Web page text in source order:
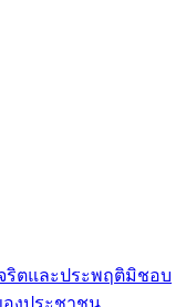
ริตและประพฤติมิชอบ
งประชาชน